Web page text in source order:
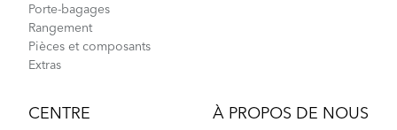
Porte-bagages
Rangement
Pièces et composants
Extras
CENTRE
À PROPOS DE NOUS